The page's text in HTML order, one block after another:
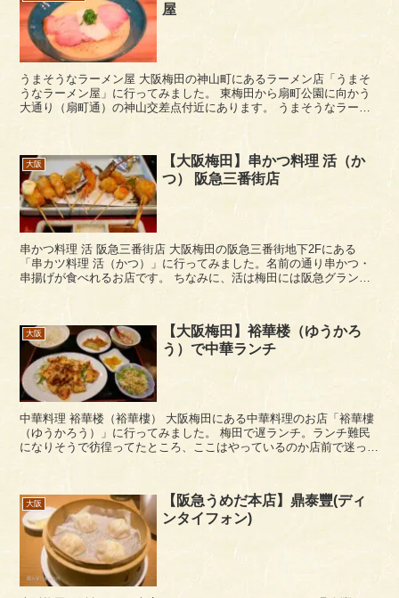
屋
うまそうなラーメン屋 大阪梅田の神山町にあるラーメン店「うまそ
うなラーメン屋」に行ってみました。 東梅田から扇町公園に向かう
大通り（扇町通）の神山交差点付近にあります。 うまそうなラーメ
大阪
【大阪梅田】串かつ料理 活（か
つ） 阪急三番街店
串かつ料理 活 阪急三番街店 大阪梅田の阪急三番街地下2Fにある
「串カツ料理 活（かつ）」に行ってみました。名前の通り串かつ・
串揚げが食べれるお店です。 ちなみに、活は梅田には阪急グランド
大阪
【大阪梅田】裕華楼（ゆうかろ
う）で中華ランチ
中華料理 裕華楼（裕華樓） 大阪梅田にある中華料理のお店「裕華樓
（ゆうかろう）」に行ってみました。 梅田で遅ランチ。ランチ難民
になりそうで彷徨ってたところ、ここはやっているのか店前で迷って
大阪
【阪急うめだ本店】鼎泰豐(ディ
ンタイフォン)